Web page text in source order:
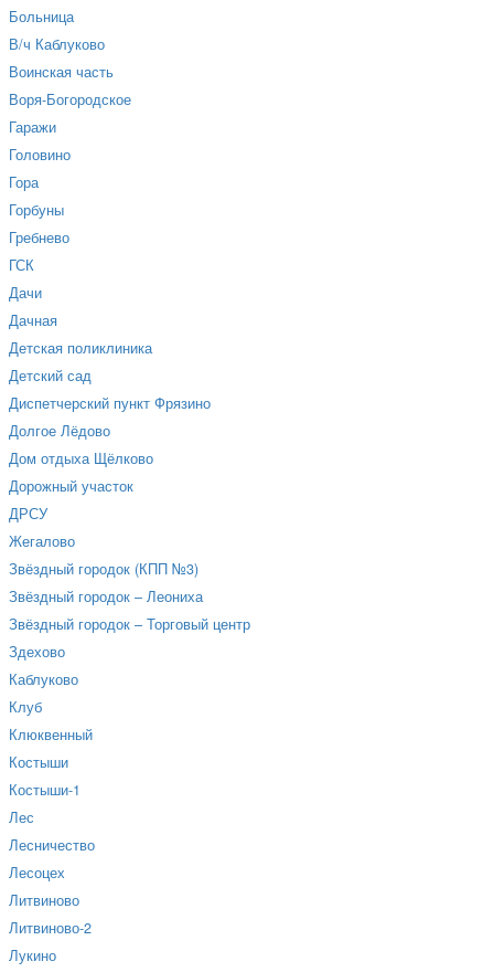
Больница
В/ч Каблуково
Воинская часть
Воря-Богородское
Гаражи
Головино
Гора
Горбуны
Гребнево
ГСК
Дачи
Дачная
Детская поликлиника
Детский сад
Диспетчерский пункт Фрязино
Долгое Лёдово
Дом отдыха Щёлково
Дорожный участок
ДРСУ
Жегалово
Звёздный городок (КПП №3)
Звёздный городок – Леониха
Звёздный городок – Торговый центр
Здехово
Каблуково
Клуб
Клюквенный
Костыши
Костыши-1
Лес
Лесничество
Лесоцех
Литвиново
Литвиново-2
Лукино